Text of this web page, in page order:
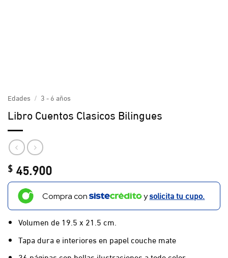
Edades / 3 - 6 años
Libro Cuentos Clasicos Bilingues
$ 45.900
Compra con ysolicita tu cupo.
Volumen de 19.5 x 21.5 cm.
Tapa dura e interiores en papel couche mate